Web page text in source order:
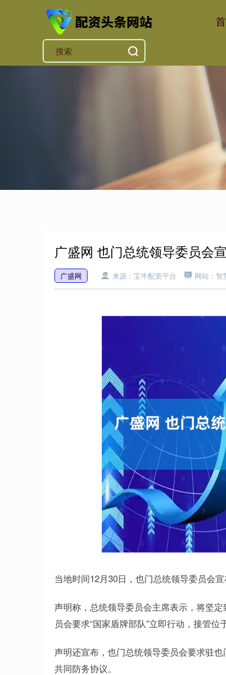
广盛网 也门总统领导委员会
广盛网 来源：宝牛配资平台 网站：智
当地时间12月30日，也门总统领导委员会
声明称，总统领导委员会主席表示，将坚
员会要求“国家盾牌部队”立即行动，接管位
声明还宣布，也门总统领导委员会要求驻
共同防务协议。
39.68 1.02% 深证成